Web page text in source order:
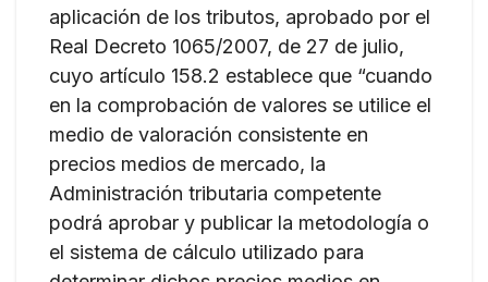
aplicación de los tributos, aprobado por el
Real Decreto 1065/2007, de 27 de julio,
cuyo artículo 158.2 establece que “cuando
en la comprobación de valores se utilice el
medio de valoración consistente en
precios medios de mercado, la
Administración tributaria competente
podrá aprobar y publicar la metodología o
el sistema de cálculo utilizado para